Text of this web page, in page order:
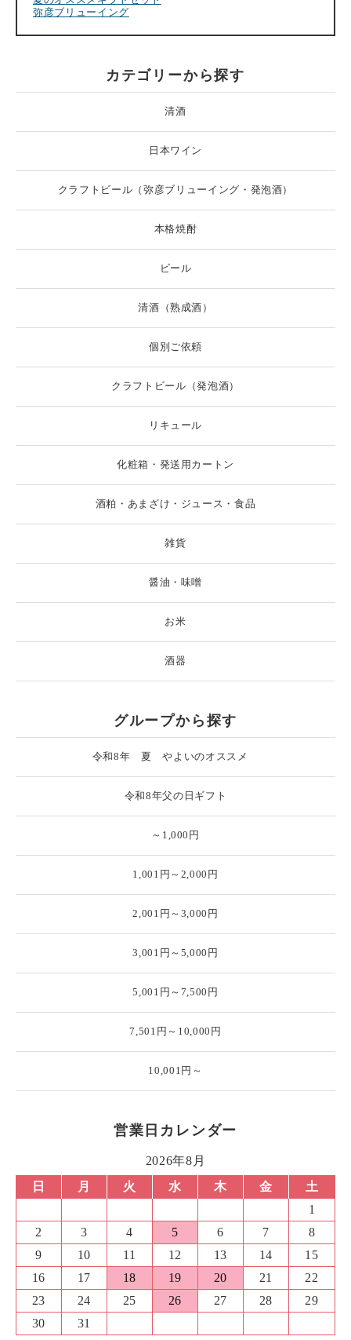
弥彦ブリューイング
カテゴリーから探す
清酒
日本ワイン
クラフトビール（弥彦ブリューイング・発泡酒）
本格焼酎
ビール
清酒（熟成酒）
個別ご依頼
クラフトビール（発泡酒）
リキュール
化粧箱・発送用カートン
酒粕・あまざけ・ジュース・食品
雑貨
醤油・味噌
お米
酒器
グループから探す
令和8年 夏 やよいのオススメ
令和8年父の日ギフト
～1,000円
1,001円～2,000円
2,001円～3,000円
3,001円～5,000円
5,001円～7,500円
7,501円～10,000円
10,001円～
営業日カレンダー
2026年8月
日
月 火 水 木 金
土
1
2
3 4 5 6 7
8
9
10 11 12 13 14
15
16
17 18 19 20 21
22
23
24 25 26 27 28
29
30
31